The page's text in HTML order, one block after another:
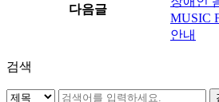
다음글
MUSIC
안내
검색